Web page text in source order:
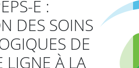
E :
DES SOINS
DE
LIGNE À LA